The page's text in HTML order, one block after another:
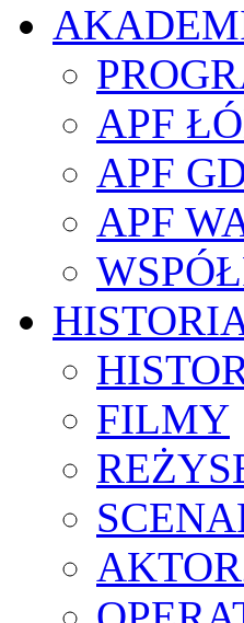
APF
APF
APF
FILMY